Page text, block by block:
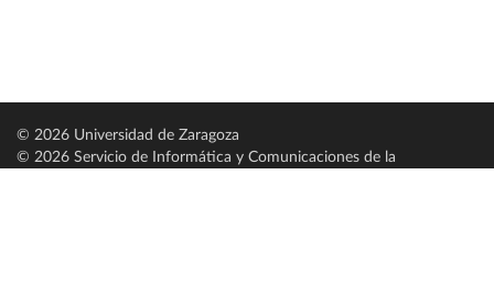
© 2026 Universidad de Zaragoza
© 2026 Servicio de Informática y Comunicaciones de la